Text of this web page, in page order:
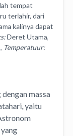
tempat
terlahir, dari
kalinya dapat
Deret Utama,
Temperatuur:
massa
yaitu